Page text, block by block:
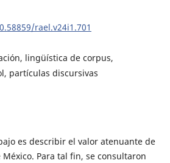
rael.v24i1.701
lingüística de corpus,
partículas discursivas
es describir el valor atenuante de
Para tal fin, se consultaron